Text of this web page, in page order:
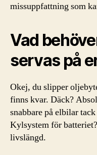
missuppfattning som
Vad
servas på
Okej, du slipper
finns kvar. Däck?
snabbare på elbilar
Kylsystem för
livslängd.